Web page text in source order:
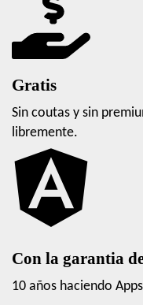
Gratis
Sin coutas y sin
libremente.
Con la garantia
10 años haciendo